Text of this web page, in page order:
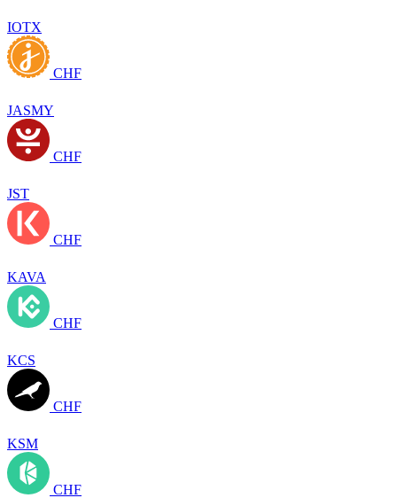
IOTX
CHF
JASMY
CHF
JST
CHF
KAVA
CHF
KCS
CHF
KSM
CHF